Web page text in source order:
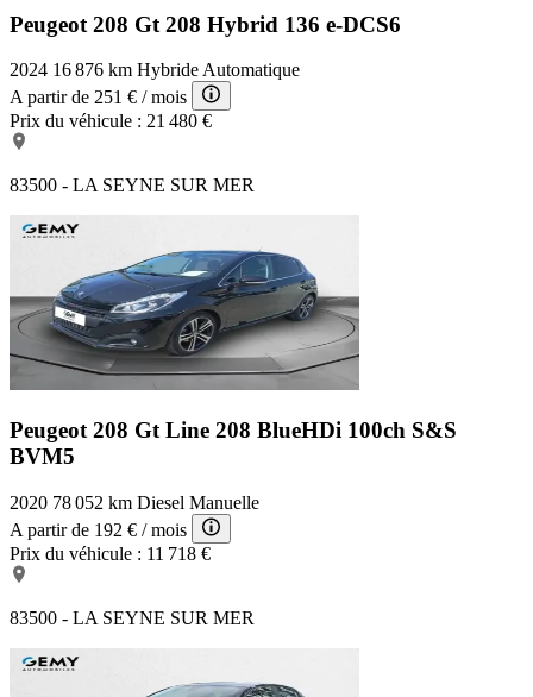
Peugeot 208 Gt 208 Hybrid 136 e-DCS6
2024 16 876 km Hybride Automatique
A partir de 251 € / mois
Prix du véhicule : 21 480 €
83500 - LA SEYNE SUR MER
Peugeot 208 Gt Line 208 BlueHDi 100ch S&S
BVM5
2020 78 052 km Diesel Manuelle
A partir de 192 € / mois
Prix du véhicule : 11 718 €
83500 - LA SEYNE SUR MER